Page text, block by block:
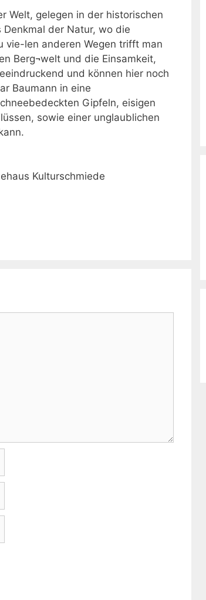
Welt, gelegen in der historischen
der Natur, wo die
vie-len anderen Wegen trifft man
Berg¬welt und die Einsamkeit,
und können hier noch
Baumann in eine
Gipfeln, eisigen
sowie einer unglaublichen
Kulturschmiede